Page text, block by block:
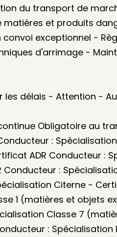
du transport de
et produits
exceptionnel -
d'arrimage -
les délais - Attention -
Obligatoire au
: Spécialisation
ADR Conducteur :
:
Citerne -
1 (matières et objets
Classe 7
: Spécialisation